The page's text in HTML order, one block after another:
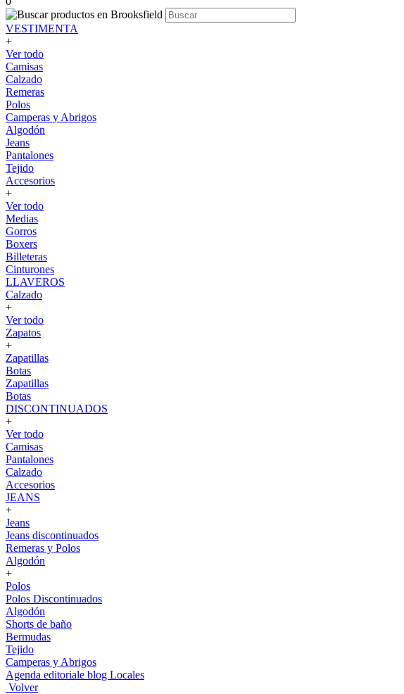
VESTIMENTA
+
Ver todo
Camisas
Calzado
Remeras
Polos
Camperas y Abrigos
Algodón
Jeans
Pantalones
Tejido
Accesorios
+
Ver todo
Medias
Gorros
Boxers
Billeteras
Cinturones
LLAVEROS
Calzado
+
Ver todo
Zapatos
+
Zapatillas
Botas
Zapatillas
Botas
DISCONTINUADOS
+
Ver todo
Camisas
Pantalones
Calzado
Accesorios
JEANS
+
Jeans
Jeans discontinuados
Remeras y Polos
Algodón
+
Polos
Polos Discontinuados
Algodón
Shorts de baño
Bermudas
Tejido
Camperas y Abrigos
Agenda editoriale blog Locales
Volver